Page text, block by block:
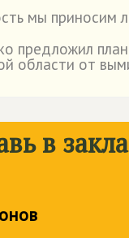
мы приносим
предложил
области от
в